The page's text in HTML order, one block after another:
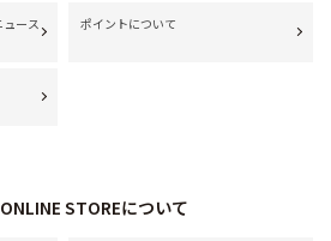
ース
ポイントについて
STOREについて